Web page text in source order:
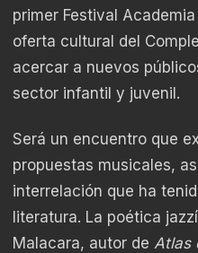
primer Festival
oferta cultural del
acercar a nuevos
sector infantil y juvenil.
Será un encuentro que
propuestas musicales,
interrelación que ha
literatura. La poética
Malacara, autor de Atlas